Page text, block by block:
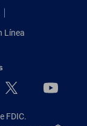
Línea
FDIC.